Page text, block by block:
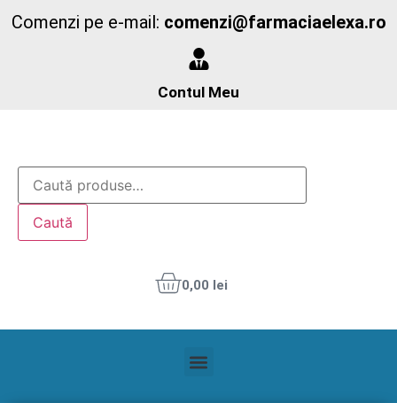
Comenzi pe e-mail: comenzi@farmaciaelexa.ro
Contul Meu
Caută
0,00 lei